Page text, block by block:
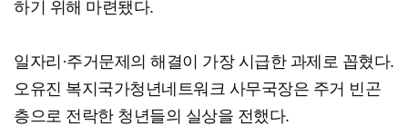
하기 위해 마련됐다.
일자리·주거문제의 해결이 가장 시급한 과제로 꼽혔다.
오유진 복지국가청년네트워크 사무국장은 주거 빈곤
층으로 전락한 청년들의 실상을 전했다.